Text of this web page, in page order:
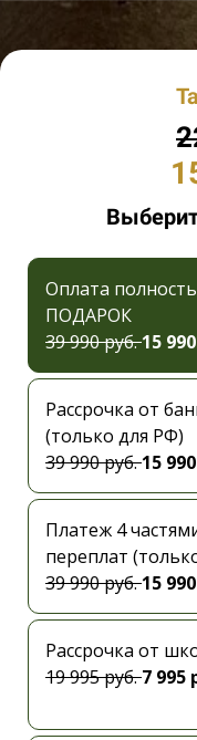
Оплата
ПОДАРОК
39 990 руб.15
Рассрочка от
(только для РФ)
39 990 руб.15
Платеж 4
переплат
39 990 руб.15
Рассрочка от
19 995 руб.7 995